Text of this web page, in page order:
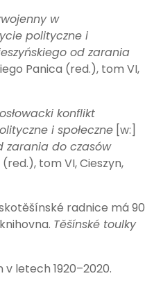
w
polityczne i
od zarania
Panica (red.), tom VI,
konflikt
i społeczne [w:]
zarania do czasów
tom VI, Cieszyn,
radnice má 90
Těšínské toulky
letech 1920–2020.